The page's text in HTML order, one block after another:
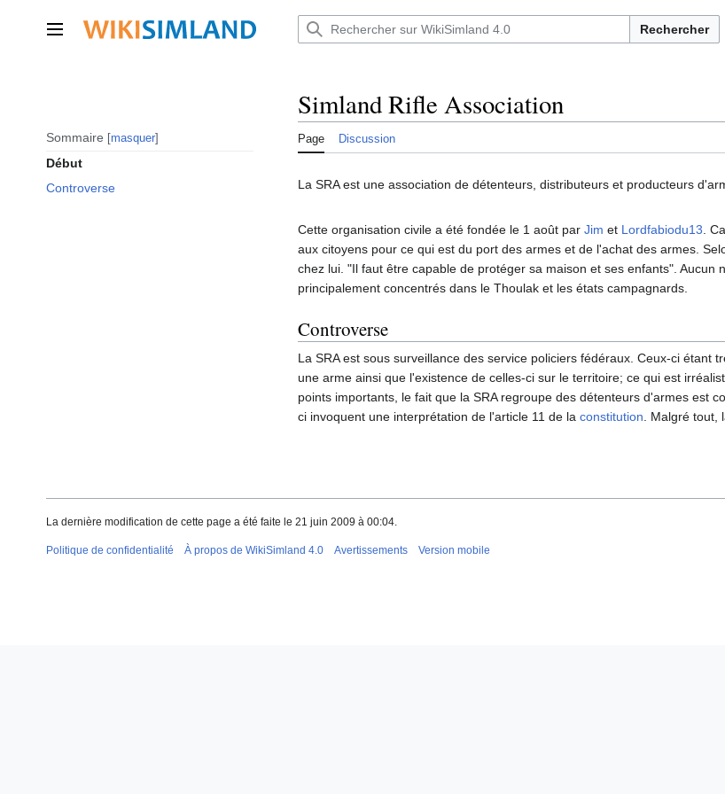
contenu Menu principal Rechercher
Sommaire masquer
Début
Controverse
Simland Rifle Association
Page Discussion
La SRA est une association de détenteurs, distributeurs et producteurs
Cette organisation civile a été fondée le 1 août par Jim et Lordfabiodu13 .
aux citoyens pour ce qui est du port des armes et de l'achat des armes.
chez lui. "Il faut être capable de protéger sa maison et ses enfants".
principalement concentrés dans le Thoulak et les états campagnards.
Controverse
La SRA est sous surveillance des service policiers fédéraux. Ceux-ci
une arme ainsi que l'existence de celles-ci sur le territoire; ce qui est
points importants, le fait que la SRA regroupe des détenteurs d'armes est
ci invoquent une interprétation de l'article 11 de la constitution . Malgré tout,
La dernière modification de cette page a été faite le 21 juin 2009 à 00:04.
Politique de confidentialité À propos de WikiSimland 4.0 Avertissements Version mobile